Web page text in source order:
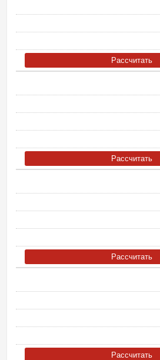
Рассчитать
Рассчитать
Рассчитать
Рассчитать